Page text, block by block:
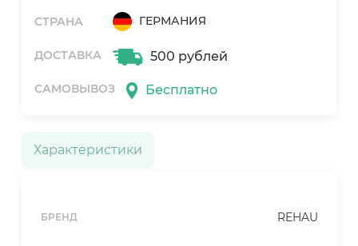
СТРАНА ГЕРМАНИЯ
ДОСТАВКА 500 рублей
САМОВЫВОЗ Бесплатно
Характеристики
БРЕНД REHAU